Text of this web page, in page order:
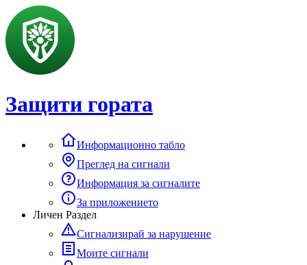
Защити гората
Информационно табло
Преглед на сигнали
Информация за сигналите
За приложението
Личен Раздел
Сигнализирай за нарушение
Моите сигнали